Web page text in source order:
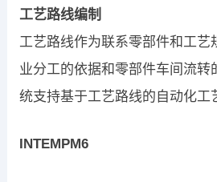
工艺路线编制
工艺路线作为联系零部件和工艺
业分工的依据和零部件车间流转
统支持基于工艺路线的自动化工
INTEMPM6